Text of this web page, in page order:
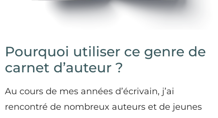
Pourquoi utiliser ce genre de
carnet d’auteur ?
Au cours de mes années d’écrivain, j’ai
rencontré de nombreux auteurs et de jeunes